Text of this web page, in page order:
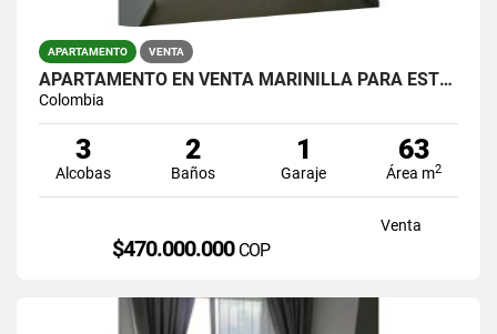
APARTAMENTO VENTA
APARTAMENTO EN VENTA MARINILLA PARA ESTRENAR
Colombia
3
Alcobas
2
Baños
1
Garaje
63
Área m2
Venta
$470.000.000 COP